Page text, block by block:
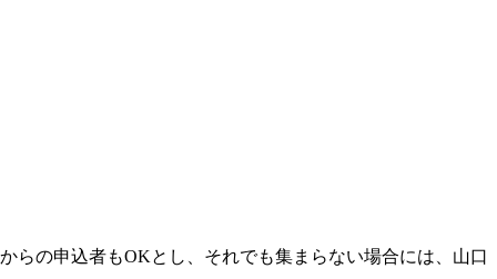
らの申込者もOKとし、それでも集まらない場合には、山口